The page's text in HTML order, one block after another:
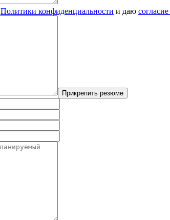
Политики конфиденциальности и даю